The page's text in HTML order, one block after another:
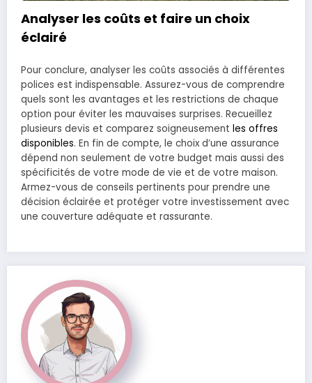
Analyser les coûts et faire un choix
éclairé
Pour conclure, analyser les coûts associés à différentes
polices est indispensable. Assurez-vous de comprendre
quels sont les avantages et les restrictions de chaque
option pour éviter les mauvaises surprises. Recueillez
plusieurs devis et comparez soigneusement les offres
disponibles. En fin de compte, le choix d’une assurance
dépend non seulement de votre budget mais aussi des
spécificités de votre mode de vie et de votre maison.
Armez-vous de conseils pertinents pour prendre une
décision éclairée et protéger votre investissement avec
une couverture adéquate et rassurante.